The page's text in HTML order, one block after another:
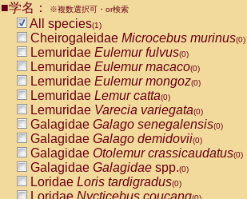
CebidaeCebus nigrivittatus
CebidaeCebus
CebidaeSaimiri boliviensis(0)
CebidaeSaimiri sciureus(0)
AtelidaeAlouatta caraya(0)
AtelidaeAlouatta fusca(0)
AtelidaeAlouatta seniculus
AtelidaeAlouattaspp.(0)
AtelidaeAteles belzebuth(0)
AtelidaeAteles geoffroyi(0)
AtelidaeAteles paniscus(0)
AtelidaeAtelesspp.(0)
Atelidae Lagothrix lagothricha
AtelidaeLagothrix lagothricha cana
■学名： ※複数選択可・or検索
All species(1)
Cheirogaleidae Microcebus murinus(0)
Lemuridae Eulemur fulvus(0)
Lemuridae Eulemur macaco(0)
Lemuridae Eulemur mongoz(0)
Lemuridae Lemur catta(0)
Lemuridae Varecia variegata(0)
Galagidae Galago senegalensis(0)
Galagidae Galago demidovii(0)
Galagidae Otolemur crassicaudatus(0)
Galagidae Galagidae spp.(0)
Loridae Loris tardigradus(0)
Loridae Nycticebus coucang